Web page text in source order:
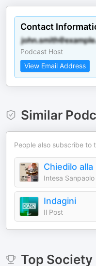
Contact
Podcast Host
View Email Address
Similar
People also subscribe to
Intesa
Indagini
Il Post
Top Society